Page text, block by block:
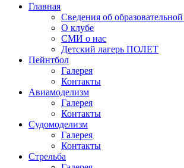
Главная
Сведения об
О клубе
СМИ о нас
Детский лагерь ПОЛЕТ
Пейнтбол
Галерея
Контакты
Авиамоделизм
Галерея
Контакты
Судомоделизм
Галерея
Контакты
Стрельба